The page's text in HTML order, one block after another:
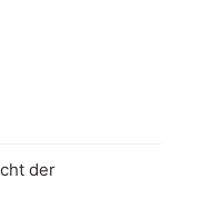
der